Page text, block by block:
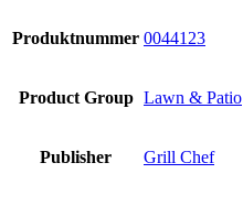
Produktnummer 0044123
Product Group Lawn & Patio
Publisher Grill Chef